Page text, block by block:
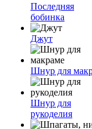
Последняя
бобинка
Джут
Шнур для
Шнур для
рукоделия